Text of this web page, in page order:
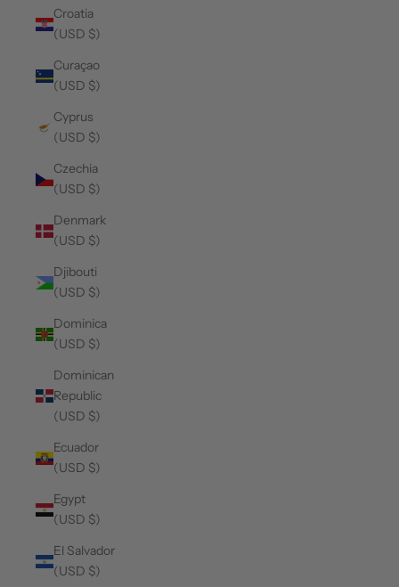
Croatia
(USD $)
Curaçao
(USD $)
Cyprus
(USD $)
Czechia
(USD $)
Denmark
(USD $)
Djibouti
(USD $)
Dominica
(USD $)
Dominican
Republic
(USD $)
Ecuador
(USD $)
Egypt
(USD $)
El Salvador
(USD $)